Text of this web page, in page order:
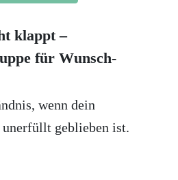
klappt –
für Wunsch-
wenn dein
geblieben ist.